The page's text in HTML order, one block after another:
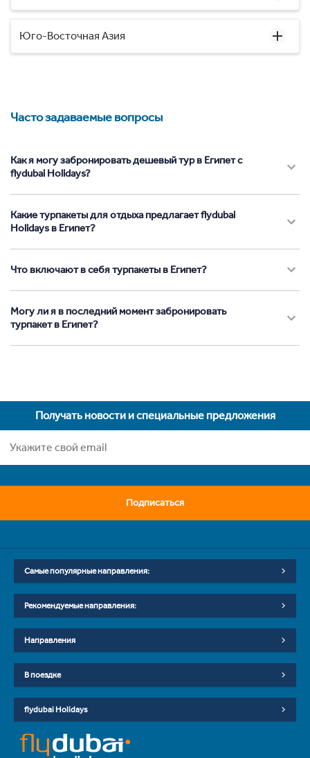
Юго-Восточная Азия
Часто задаваемые вопросы
Как я могу забронировать дешевый тур в Египет с
flydubai Holidays?
Какие турпакеты для отдыха предлагает flydubai
Holidays в Египет?
Что включают в себя турпакеты в Египет?
Могу ли я в последний момент забронировать
турпакет в Египет?
Получать новости и специальные предложения
Подписаться
Самые популярные направления:
Рекомендуемые направления:
Направления
В поездке
flydubai Holidays